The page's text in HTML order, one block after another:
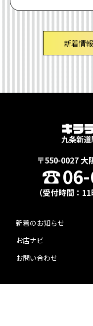
新着情
〒550-0027 大
（受付時間：
新着のお知らせ
お店ナビ
お問い合わせ